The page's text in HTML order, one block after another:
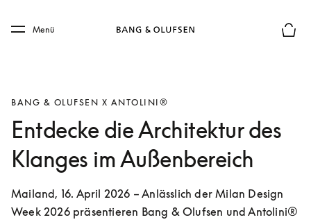
Skip to main footer
Menü
BANG & OLUFSEN X ANTOLINI®
Entdecke die Architektur des
Klanges im Außenbereich
Mailand, 16. April 2026 – Anlässlich der Milan Design
Week 2026 präsentieren Bang & Olufsen und Antolini®